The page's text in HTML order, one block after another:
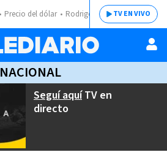
Precio del dólar Rodrigo ChavesTV EN VIVO
NACIONAL
Seguí aquíTV en
directo